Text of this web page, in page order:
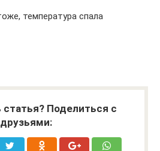
температура спала
статья? Поделиться с
друзьями: